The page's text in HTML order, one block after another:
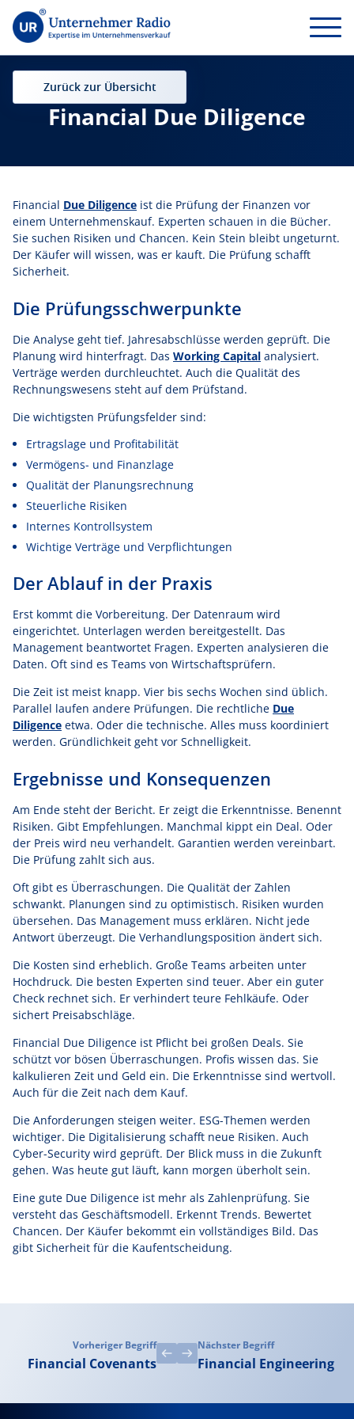
Zurück zur Übersicht
Financial Due Diligence
Financial Due Diligence ist die Prüfung der Finanzen vor
einem Unternehmenskauf. Experten schauen in die Bücher.
Sie suchen Risiken und Chancen. Kein Stein bleibt ungeturnt.
Der Käufer will wissen, was er kauft. Die Prüfung schafft
Sicherheit.
Die Prüfungsschwerpunkte
Die Analyse geht tief. Jahresabschlüsse werden geprüft. Die
Planung wird hinterfragt. Das Working Capital analysiert.
Verträge werden durchleuchtet. Auch die Qualität des
Rechnungswesens steht auf dem Prüfstand.
Die wichtigsten Prüfungsfelder sind:
Ertragslage und Profitabilität
Vermögens- und Finanzlage
Qualität der Planungsrechnung
Steuerliche Risiken
Internes Kontrollsystem
Wichtige Verträge und Verpflichtungen
Der Ablauf in der Praxis
Erst kommt die Vorbereitung. Der Datenraum wird
eingerichtet. Unterlagen werden bereitgestellt. Das
Management beantwortet Fragen. Experten analysieren die
Daten. Oft sind es Teams von Wirtschaftsprüfern.
Die Zeit ist meist knapp. Vier bis sechs Wochen sind üblich.
Parallel laufen andere Prüfungen. Die rechtliche Due
Diligence etwa. Oder die technische. Alles muss koordiniert
werden. Gründlichkeit geht vor Schnelligkeit.
Ergebnisse und Konsequenzen
Am Ende steht der Bericht. Er zeigt die Erkenntnisse. Benennt
Risiken. Gibt Empfehlungen. Manchmal kippt ein Deal. Oder
der Preis wird neu verhandelt. Garantien werden vereinbart.
Die Prüfung zahlt sich aus.
Oft gibt es Überraschungen. Die Qualität der Zahlen
schwankt. Planungen sind zu optimistisch. Risiken wurden
übersehen. Das Management muss erklären. Nicht jede
Antwort überzeugt. Die Verhandlungsposition ändert sich.
Die Kosten sind erheblich. Große Teams arbeiten unter
Hochdruck. Die besten Experten sind teuer. Aber ein guter
Check rechnet sich. Er verhindert teure Fehlkäufe. Oder
sichert Preisabschläge.
Financial Due Diligence ist Pflicht bei großen Deals. Sie
schützt vor bösen Überraschungen. Profis wissen das. Sie
kalkulieren Zeit und Geld ein. Die Erkenntnisse sind wertvoll.
Auch für die Zeit nach dem Kauf.
Die Anforderungen steigen weiter. ESG-Themen werden
wichtiger. Die Digitalisierung schafft neue Risiken. Auch
Cyber-Security wird geprüft. Der Blick muss in die Zukunft
gehen. Was heute gut läuft, kann morgen überholt sein.
Eine gute Due Diligence ist mehr als Zahlenprüfung. Sie
versteht das Geschäftsmodell. Erkennt Trends. Bewertet
Chancen. Der Käufer bekommt ein vollständiges Bild. Das
gibt Sicherheit für die Kaufentscheidung.
Vorheriger Begriff
Financial Covenants
Nächster Begriff
Financial Engineering